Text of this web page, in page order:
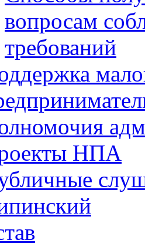
вопросам
требований
НПА